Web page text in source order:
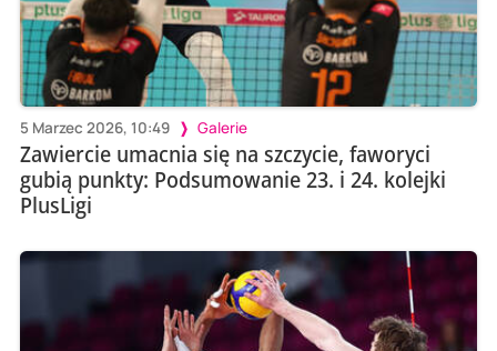
5 Marzec 2026, 10:49 Galerie
Zawiercie umacnia się na szczycie, faworyci
gubią punkty: Podsumowanie 23. i 24. kolejki
PlusLigi